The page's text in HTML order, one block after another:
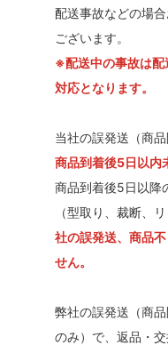
配送事故などの場
ございます。
※配送中の事故は配
対応となります。
当社の誤発送（商
商品到着後5日以内
商品到着後5日以降
（型取り、裁断、
社の誤発送、商品
せん。
弊社の誤発送（商
のみ）で、返品・